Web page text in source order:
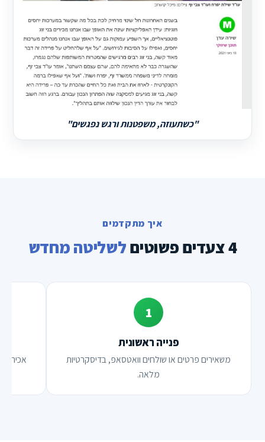
"כשתעוזה, משפטנות ורגש נפגשים"
איך מתקדמים
4 צעדים פשוטים לשליטה מחדש
1
פנייה ראשונית
משאירים פרטים או שולחים וואטסאפ, בדיסקרטיות
מלאה.
אכיר